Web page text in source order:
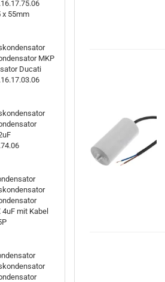
x 55mm
MKP
Ducati
4uF mit Kabel